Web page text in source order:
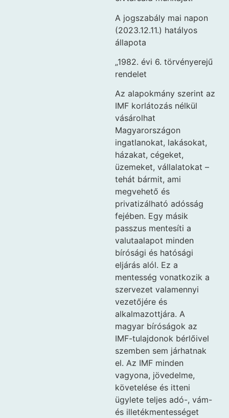
A jogszabály mai napon
(2023.12.11.) hatályos
állapota
„1982. évi 6. törvényerejű
rendelet
Az alapokmány szerint az
IMF korlátozás nélkül
vásárolhat
Magyarországon
ingatlanokat, lakásokat,
házakat, cégeket,
üzemeket, vállalatokat –
tehát bármit, ami
megvehető és
privatizálható adósság
fejében. Egy másik
passzus mentesíti a
valutaalapot minden
bírósági és hatósági
eljárás alól. Ez a
mentesség vonatkozik a
szervezet valamennyi
vezetőjére és
alkalmazottjára. A
magyar bíróságok az
IMF-tulajdonok bérlőivel
szemben sem járhatnak
el. Az IMF minden
vagyona, jövedelme,
követelése és itteni
ügylete teljes adó-, vám-
és illetékmentességet